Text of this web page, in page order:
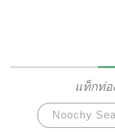
18 นอกจากนี้ จั
ช้อปปิ้งที่มีชื่อเสี
ต่อไปยังจตุรัสม
ท่องเที่ยวของเ
คาร์ลปลาทซ์จึง
แท็กท่
Noochy